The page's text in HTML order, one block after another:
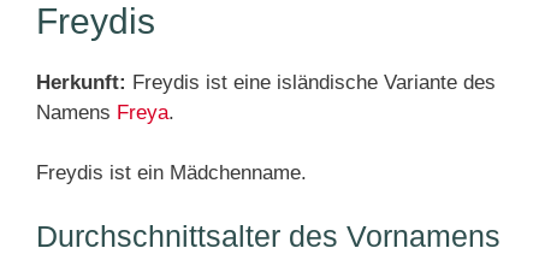
Freydis
Herkunft: Freydis ist eine isländische Variante des
Namens Freya.
Freydis ist ein Mädchenname.
Durchschnittsalter des Vornamens